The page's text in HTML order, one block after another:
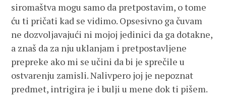
siromaštva mogu samo da pretpostavim, o tome
ću ti pričati kad se vidimo. Opsesivno ga čuvam
ne dozvoljavajući ni mojoj jedinici da ga dotakne,
a znaš da za nju uklanjam i pretpostavljene
prepreke ako mi se učini da bi je sprečile u
ostvarenju zamisli. Nalivpero joj je nepoznat
predmet, intrigira je i bulji u mene dok ti pišem.